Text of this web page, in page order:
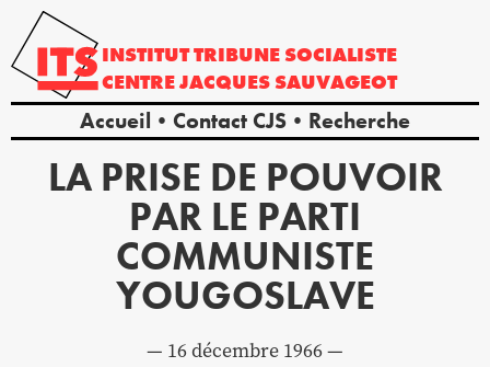
INSTITUTTRIBUNE SOCIALISTE
CENTREJACQUES SAUVAGEOT
Accueil Contact CJS Recherche
LA PRISE DE POUVOIR
PAR LE PARTI
COMMUNISTE
YOUGOSLAVE
16 décembre 1966